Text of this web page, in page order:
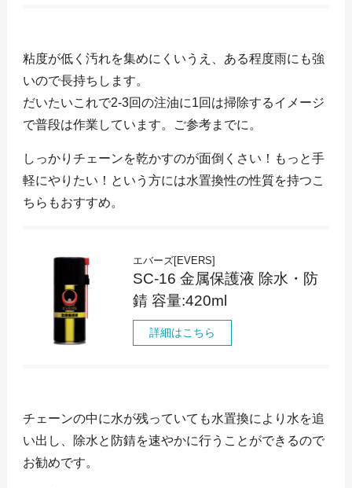
粘度が低く汚れを集めにくいうえ、ある程度雨にも強
いので長持ちします。
だいたいこれで2-3回の注油に1回は掃除するイメージ
で普段は作業しています。ご参考までに。
しっかりチェーンを乾かすのが面倒くさい！もっと手
軽にやりたい！という方には水置換性の性質を持つこ
ちらもおすすめ。
エバーズ[EVERS]
SC-16 金属保護液 除水・防
錆 容量:420ml
詳細はこちら
チェーンの中に水が残っていても水置換により水を追
い出し、除水と防錆を速やかに行うことができるので
お勧めです。